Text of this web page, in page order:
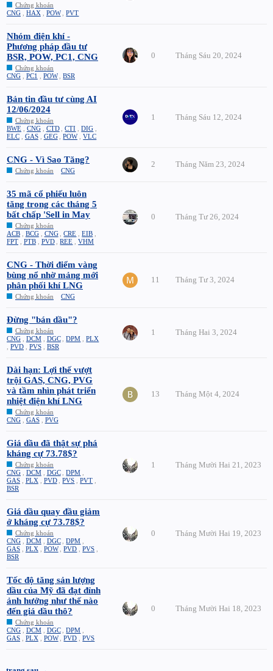
Chứng khoán
CNG
HAX POW ,PVT
Nhóm điện khí -
Phương pháp đầu tư
BSR, POW, PC1, CNG
Chứng khoán
CNG
PC1 POW ,BSR
0 Tháng Sáu 20, 2024
Bản tin đầu tư cùng AI
12/06/2024
Chứng khoán
BWE
CNG CTD ,CTI ,DIG
ELC
GAS GEG ,POW ,VLC
1 Tháng Sáu 12, 2024
CNG - Vì Sao Tăng?
Chứng khoán CNG
2 Tháng Năm 23, 2024
35 mã cổ phiếu luôn
tăng trong các tháng 5
bất chấp 'Sell in May
Chứng khoán
ACB
BCG CNG ,CRE ,EIB
FPT
PTB PVD ,REE ,VHM
0 Tháng Tư 26, 2024
CNG - Thời điểm vàng
bùng nổ nhờ mảng mới
phân phối khí LNG
Chứng khoán CNG
11 Tháng Tư 3, 2024
Đừng "bán dầu"?
Chứng khoán
CNG
DCM DGC ,DPM ,PLX
PVD PVS BSR
1 Tháng Hai 3, 2024
Dài hạn: Lợi thế vượt
trội GAS, CNG, PVG
và tầm nhìn phát triển
nhiệt điện khí LNG
Chứng khoán
CNG
GAS PVG
13 Tháng Một 4, 2024
Giá dầu đã thật sự phá
kháng cự 73.78$?
Chứng khoán
CNG
DCM DGC ,DPM
GAS
PLX PVD ,PVS ,PVT
BSR
1 Tháng Mười Hai 21, 2023
Giá dầu quay đầu giảm
ở kháng cự 73.78$?
Chứng khoán
CNG
DCM DGC ,DPM
GAS
PLX POW ,PVD ,PVS
BSR
0 Tháng Mười Hai 19, 2023
Tốc độ tăng sản lượng
dầu của Mỹ đã đạt đỉnh
ảnh hưởng như thế nào
đến giá dầu thô?
Chứng khoán
CNG
DCM DGC ,DPM
GAS
PLX POW ,PVD ,PVS
0 Tháng Mười Hai 18, 2023